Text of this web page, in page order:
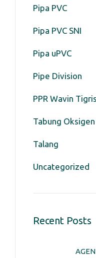
Pipa PVC
Pipa PVC SNI
Pipa uPVC
Pipe Division
PPR Wavin
Tabung Oksigen
Talang
Uncategorized
Recent Posts